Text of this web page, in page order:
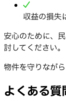
収益の損失
安心のために、
討してください。
物件を守りなが
よくある質